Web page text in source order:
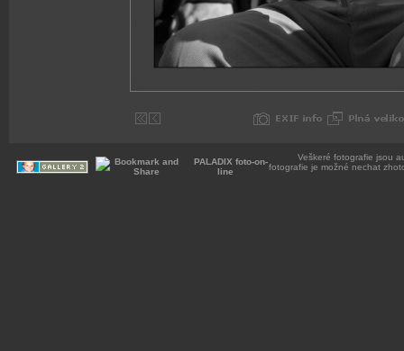
PALADIX foto-on-
line
Veškeré fotografie jsou
fotografie je možné nechat